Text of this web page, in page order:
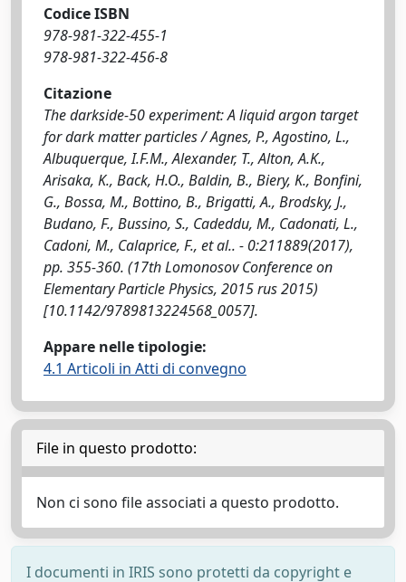
Codice ISBN
978-981-322-455-1
978-981-322-456-8
Citazione
The darkside-50 experiment: A liquid argon target
for dark matter particles / Agnes, P., Agostino, L.,
Albuquerque, I.F.M., Alexander, T., Alton, A.K.,
Arisaka, K., Back, H.O., Baldin, B., Biery, K., Bonfini,
G., Bossa, M., Bottino, B., Brigatti, A., Brodsky, J.,
Budano, F., Bussino, S., Cadeddu, M., Cadonati, L.,
Cadoni, M., Calaprice, F., et al.. - 0:211889(2017),
pp. 355-360. (17th Lomonosov Conference on
Elementary Particle Physics, 2015 rus 2015)
[10.1142/9789813224568_0057].
Appare nelle tipologie:
4.1 Articoli in Atti di convegno
File in questo prodotto:
Non ci sono file associati a questo prodotto.
I documenti in IRIS sono protetti da copyright e